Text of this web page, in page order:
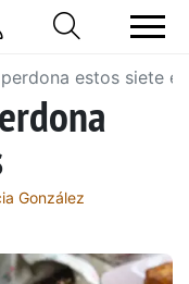
estos siete
González